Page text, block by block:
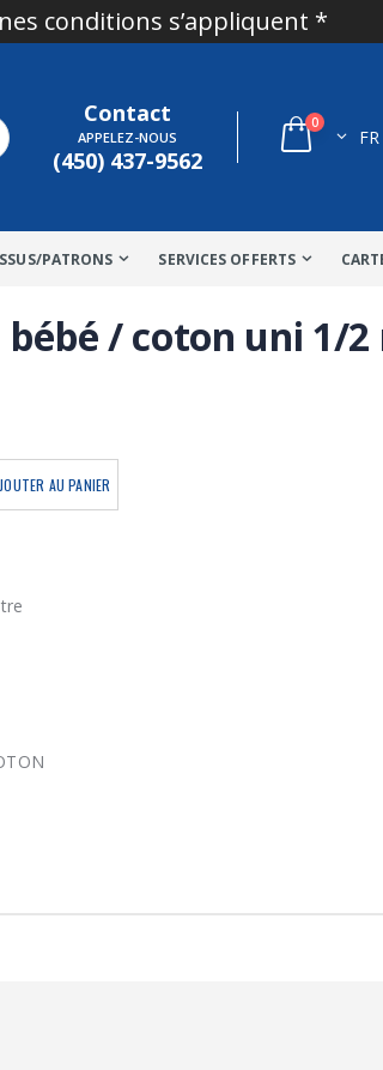
conditions s’appliquent *
Contact
APPELEZ-NOUS
(450) 437-9562
0
FR
PATRONS SERVICES OFFERTS
bébé / coton uni 1/2
AU PANIER